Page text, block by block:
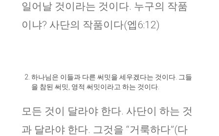
일어날 것이라는 것이다. 누구의 작품
이냐? 사단의 작품이다(엡6:12)
하나님은 이들과 다른 써밋을 세우겠다는 것이다. 그들
을 참된 써밋, 영적 써밋이라고 하는 것이다.
모든 것이 달라야 한다. 사단이 하는 것
과 달라야 한다. 그것을 “거룩하다”(다